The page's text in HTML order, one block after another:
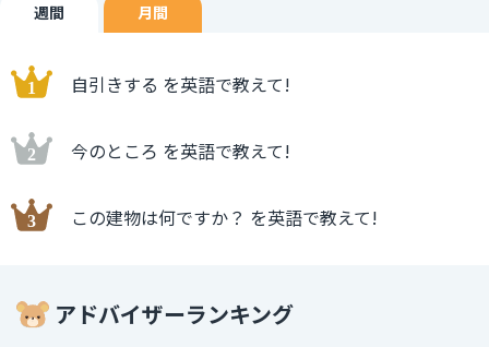
週間 月間
自引きする を英語で教えて!
今のところ を英語で教えて!
この建物は何ですか？ を英語で教えて!
アドバイザーランキング